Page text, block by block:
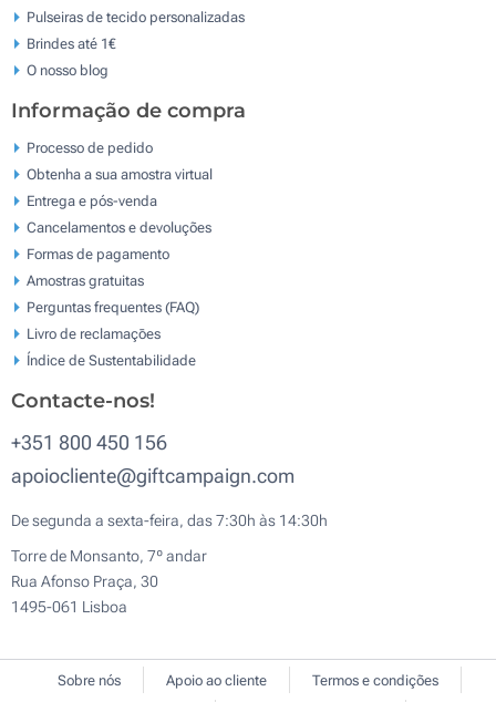
Pulseiras de tecido personalizadas
Brindes até 1€
O nosso blog
Informação de compra
Processo de pedido
Obtenha a sua amostra virtual
Entrega e pós-venda
Cancelamentos e devoluções
Formas de pagamento
Amostras gratuitas
Perguntas frequentes (FAQ)
Livro de reclamaçōes
Índice de Sustentabilidade
Contacte-nos!
+351 800 450 156
apoiocliente@giftcampaign.com
De segunda a sexta-feira, das 7:30h às 14:30h
Torre de Monsanto, 7º andar
Rua Afonso Praça, 30
1495-061 Lisboa
Sobre nós Apoio ao cliente Termos e condições